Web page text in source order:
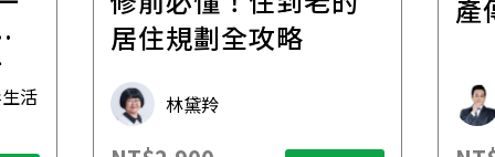
活
居住規劃全攻略
林黛羚
產